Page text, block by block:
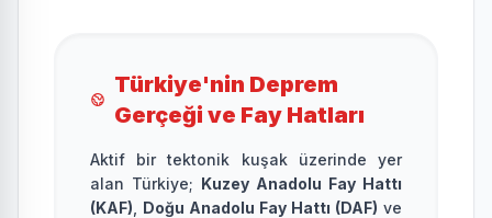
Türkiye'nin Deprem
Gerçeği ve Fay Hatları
Aktif bir tektonik kuşak üzerinde yer
alan Türkiye; Kuzey Anadolu Fay Hattı
(KAF)
Doğu Anadolu Fay Hattı (DAF) ve